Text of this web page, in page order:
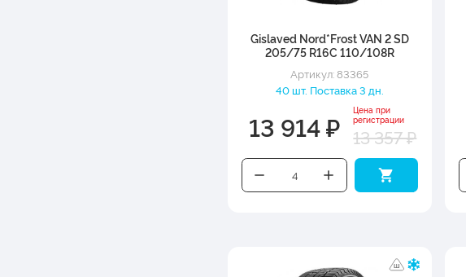
Gislaved Nord*Frost VAN 2 SD
205/75 R16C 110/108R
Артикул: 83365
40 шт. Поставка 3 дн.
13 914 ₽
Цена при
регистрации
13 357 ₽